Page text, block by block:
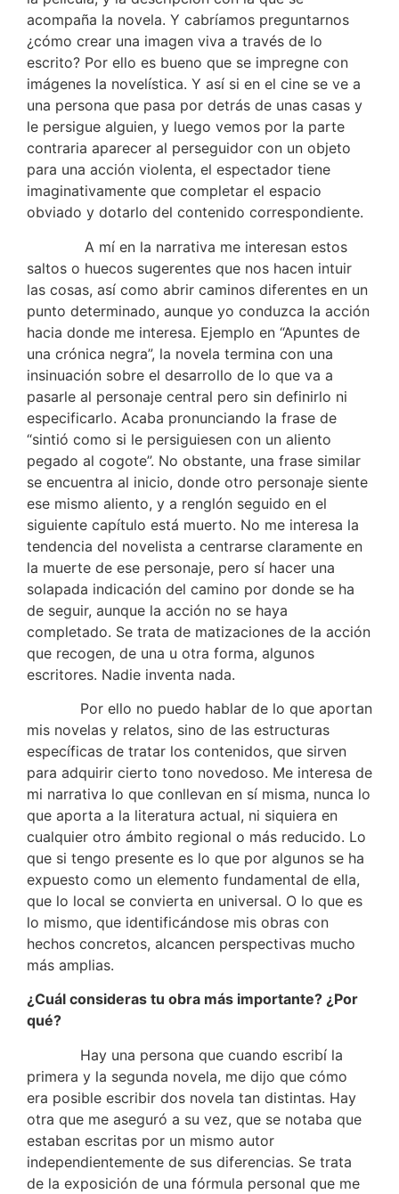
acompaña la novela. Y cabríamos preguntarnos
¿cómo crear una imagen viva a través de lo
escrito? Por ello es bueno que se impregne con
imágenes la novelística. Y así si en el cine se ve a
una persona que pasa por detrás de unas casas y
le persigue alguien, y luego vemos por la parte
contraria aparecer al perseguidor con un objeto
para una acción violenta, el espectador tiene
imaginativamente que completar el espacio
obviado y dotarlo del contenido correspondiente.
A mí en la narrativa me interesan estos
saltos o huecos sugerentes que nos hacen intuir
las cosas, así como abrir caminos diferentes en un
punto determinado, aunque yo conduzca la acción
hacia donde me interesa. Ejemplo en “Apuntes de
una crónica negra”, la novela termina con una
insinuación sobre el desarrollo de lo que va a
pasarle al personaje central pero sin definirlo ni
especificarlo. Acaba pronunciando la frase de
“sintió como si le persiguiesen con un aliento
pegado al cogote”. No obstante, una frase similar
se encuentra al inicio, donde otro personaje siente
ese mismo aliento, y a renglón seguido en el
siguiente capítulo está muerto. No me interesa la
tendencia del novelista a centrarse claramente en
la muerte de ese personaje, pero sí hacer una
solapada indicación del camino por donde se ha
de seguir, aunque la acción no se haya
completado. Se trata de matizaciones de la acción
que recogen, de una u otra forma, algunos
escritores. Nadie inventa nada.
Por ello no puedo hablar de lo que aportan
mis novelas y relatos, sino de las estructuras
específicas de tratar los contenidos, que sirven
para adquirir cierto tono novedoso. Me interesa de
mi narrativa lo que conllevan en sí misma, nunca lo
que aporta a la literatura actual, ni siquiera en
cualquier otro ámbito regional o más reducido. Lo
que si tengo presente es lo que por algunos se ha
expuesto como un elemento fundamental de ella,
que lo local se convierta en universal. O lo que es
lo mismo, que identificándose mis obras con
hechos concretos, alcancen perspectivas mucho
más amplias.
¿Cuál consideras tu obra más importante? ¿Por
qué?
Hay una persona que cuando escribí la
primera y la segunda novela, me dijo que cómo
era posible escribir dos novela tan distintas. Hay
otra que me aseguró a su vez, que se notaba que
estaban escritas por un mismo autor
independientemente de sus diferencias. Se trata
de la exposición de una fórmula personal que me